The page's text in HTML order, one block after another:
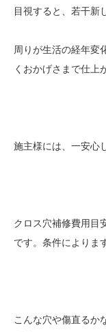
目視すると、若干新
周りが生活の経年変
くおかげさまで仕上
施主様には、一安心
クロス穴補修費用目
です。条件によりま
こんな穴や傷直るか